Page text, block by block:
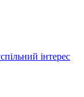
інтерес